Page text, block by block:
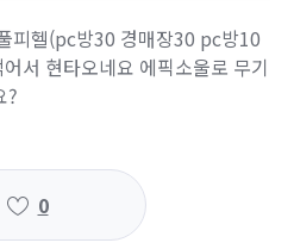
피헬(pc방30 경매장30 pc방10
서 현타오네요 에픽소울로 무기
?
0